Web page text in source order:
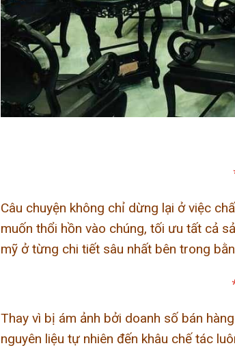
Câu chuyện không chỉ dừng lại ở việc
muốn thổi hồn vào chúng, tối ưu tất cả
mỹ ở từng chi tiết sâu nhất bên trong
Thay vì bị ám ảnh bởi doanh số bán
nguyên liệu tự nhiên đến khâu chế tác